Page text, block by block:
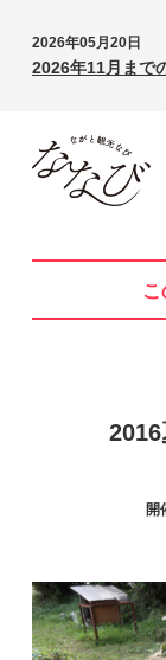
2026年05月20日
2026年11月まで
開